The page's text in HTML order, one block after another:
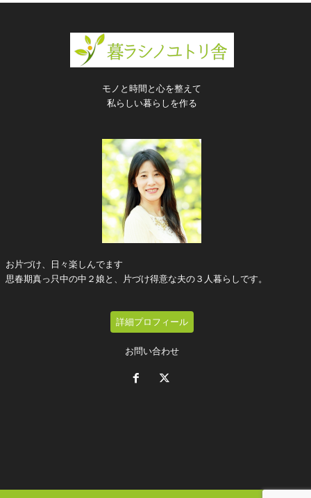
モノと時間と心を整えて
私らしい暮らしを作る
お片づけ、日々楽しんでます
思春期真っ只中の中２娘と、片づけ得意な夫の３人暮らしです。
詳細プロフィール
お問い合わせ